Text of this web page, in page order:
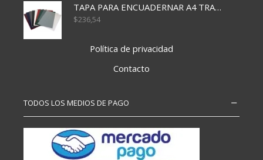
TAPA PARA ENCUADERNAR A4 TRANSP x50x500
$236,54
Política de privacidad
Contacto
TODOS LOS MEDIOS DE PAGO